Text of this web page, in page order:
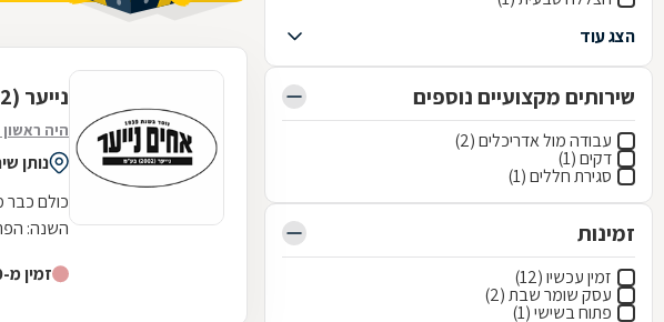
הצג עוד
שירותים מקצועיים נוספים
עבודה מול אדריכלים (2)
דקים (1)
סגירת חללים (1)
זמינות
זמין עכשיו (12)
עסק שומר שבת (2)
פתוח בשישי (1)
נייער (2002) בע"מ
היה
נותן
כולם כבר
השנה:
זמין מ-9:00